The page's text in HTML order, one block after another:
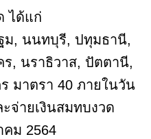
ได้แก่
ม, นนทบุรี, ปทุมธานี,
, นราธิวาส, ปัตตานี,
มาตรา 40 ภายในวัน
จ่ายเงินสมทบงวด
คม 2564